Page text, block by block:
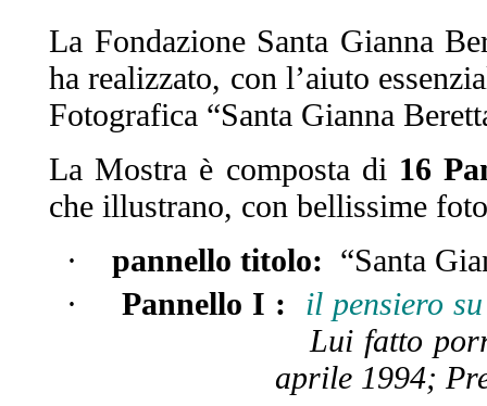
La Fondazione Santa Gianna
ha realizzato, con l’aiuto
Fotografica “Santa Gianna
La Mostra è composta di 16
che illustrano, con bellissime
·
pannello titolo: “Santa
·
Pannello I :
il pensiero
Lui fatto
aprile 1994;